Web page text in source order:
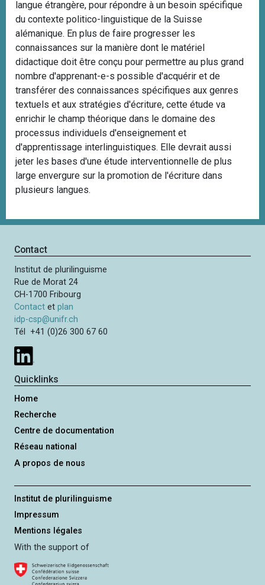
langue étrangère, pour répondre à un besoin spécifique
du contexte politico-linguistique de la Suisse
alémanique. En plus de faire progresser les
connaissances sur la manière dont le matériel
didactique doit être conçu pour permettre au plus grand
nombre d'apprenant-e-s possible d'acquérir et de
transférer des connaissances spécifiques aux genres
textuels et aux stratégies d'écriture, cette étude va
enrichir le champ théorique dans le domaine des
processus individuels d'enseignement et
d'apprentissage interlinguistiques. Elle devrait aussi
jeter les bases d'une étude interventionnelle de plus
large envergure sur la promotion de l'écriture dans
plusieurs langues.
Contact
Institut de plurilinguisme
Rue de Morat 24
CH-1700 Fribourg
Contact etplan
idp-csp@unifr.ch
Tél +41 (0)26 300 67 60
Quicklinks
Home
Recherche
Centre de documentation
Réseau national
A propos de nous
Institut de plurilinguisme
Impressum
Mentions légales
With the support of